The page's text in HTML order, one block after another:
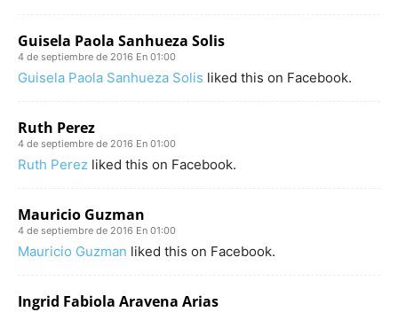
Guisela Paola Sanhueza Solis
4 de septiembre de 2016 En 01:00
Guisela Paola Sanhueza Solis liked this on Facebook.
Ruth Perez
4 de septiembre de 2016 En 01:00
Ruth Perez liked this on Facebook.
Mauricio Guzman
4 de septiembre de 2016 En 01:00
Mauricio Guzman liked this on Facebook.
Ingrid Fabiola Aravena Arias